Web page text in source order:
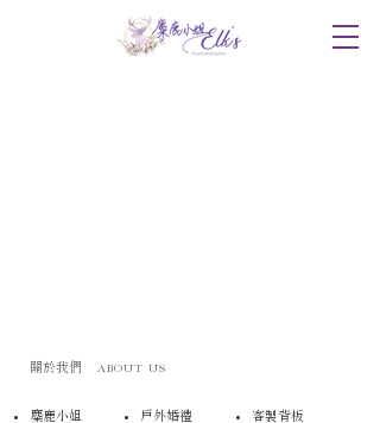
​關於我們 ABOUT US
麋鹿小姐
戶外婚禮
​客製背板